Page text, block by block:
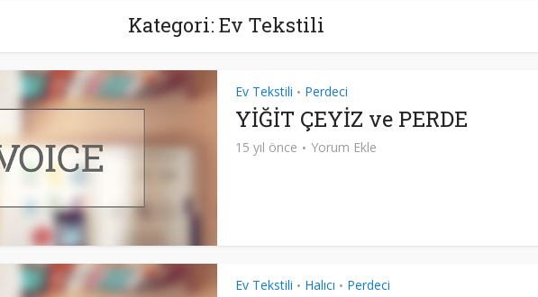
Kategori: Ev Tekstili
Ev Tekstili • Perdeci
YİĞİT ÇEYİZ ve PERDE
15 yıl önce Yorum Ekle
Ev Tekstili • Halıcı • Perdeci